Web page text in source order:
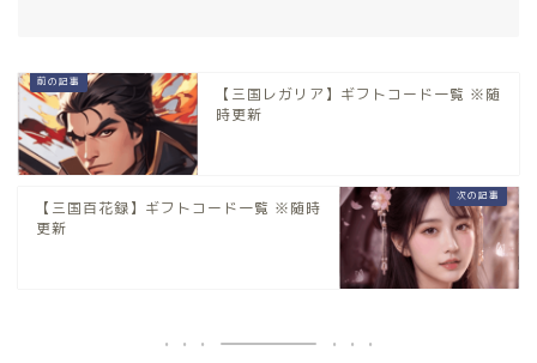
【三国レガリア】ギフトコード一覧 ※随
時更新
【三国百花録】ギフトコード一覧 ※随時
更新